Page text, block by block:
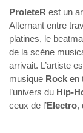
ProleteR est un
Alternant entre
platines, le
de la scène
arrivait. L’artiste
musique Rock en
l’univers du Hip-
ceux de l’Electro,